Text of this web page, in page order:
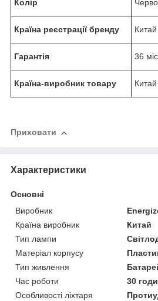
Колір
Країна реєстрації бренду Китай
Гарантія 36
Країна-виробник товару Китай
Приховати
Характеристики
Основні
Виробник
Країна виробник
Китай
Тип лампи
Матеріал корпусу
Тип живлення
Час роботи
30
Особливості ліхтаря